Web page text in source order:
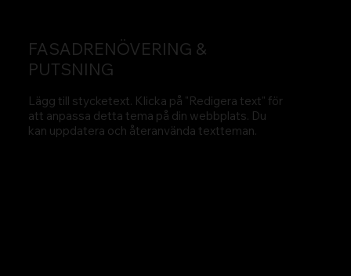
Lägg till stycketext. Klicka på "Redigera text" för
att anpassa detta tema på din webbplats. Du
kan uppdatera och återanvända textteman.
FASADRENÖVERING &
PUTSNING